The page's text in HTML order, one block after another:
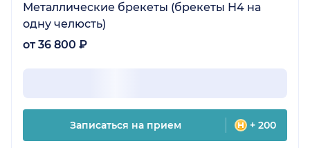
Металлические брекеты (брекеты Н4 на
одну челюсть)
от 36 800 ₽
Записаться на прием + 200